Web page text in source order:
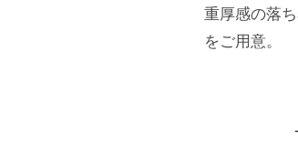
重厚感の落
をご用意。